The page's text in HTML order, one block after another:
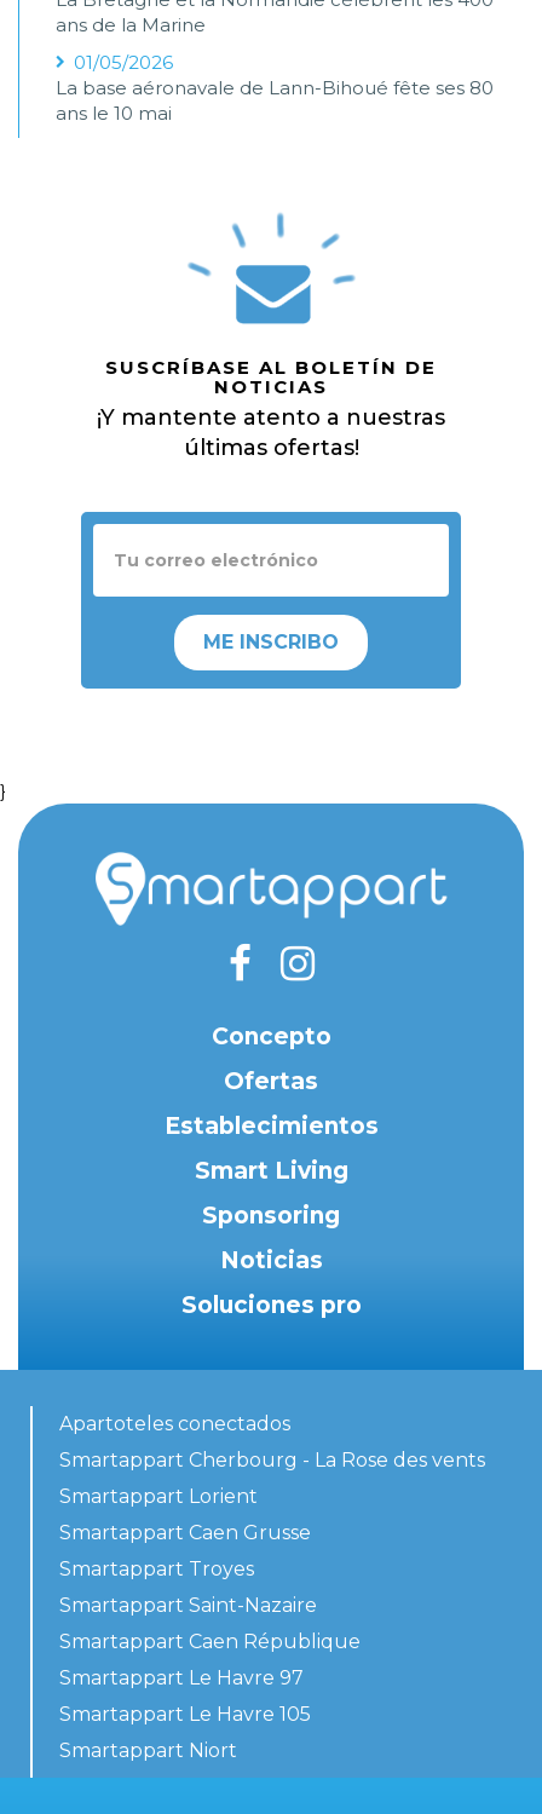
ans de la Marine
01/05/2026
La base aéronavale de Lann-Bihoué fête ses 80
ans le 10 mai
SUSCRÍBASE AL BOLETÍN DE
NOTICIAS
¡Y mantente atento a nuestras
últimas ofertas!
ME INSCRIBO
}
Concepto
Ofertas
Establecimientos
Smart Living
Sponsoring
Noticias
Soluciones pro
Apartoteles conectados
Smartappart Cherbourg - La Rose des vents
Smartappart Lorient
Smartappart Caen Grusse
Smartappart Troyes
Smartappart Saint-Nazaire
Smartappart Caen République
Smartappart Le Havre 97
Smartappart Le Havre 105
Smartappart Niort